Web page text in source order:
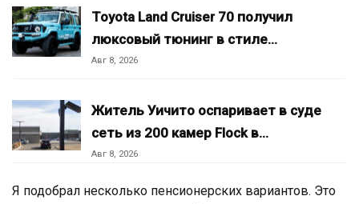
Toyota Land Cruiser 70 получил
люксовый тюнинг в стиле…
Авг 8, 2026
Житель Уичито оспаривает в суде
сеть из 200 камер Flock в…
Авг 8, 2026
Я подобрал несколько пенсионерских вариантов. Это